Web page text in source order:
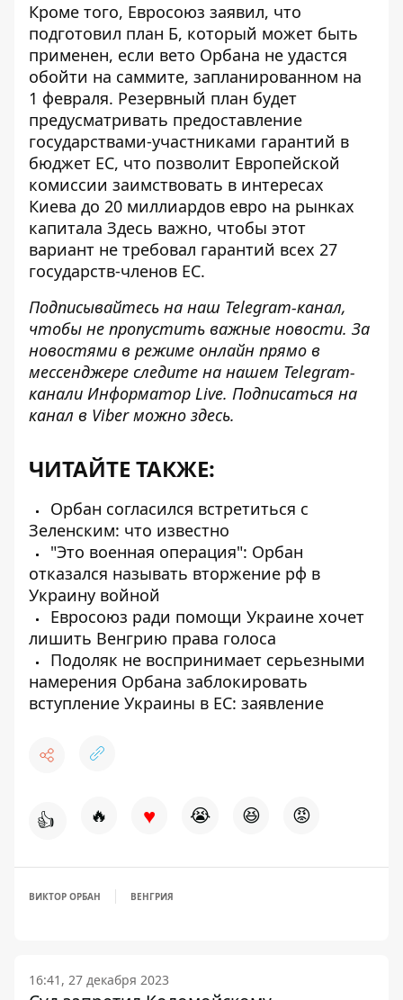
Кроме того, Евросоюз заявил, что
подготовил план Б, который может быть
применен, если вето Орбана не удастся
обойти на саммите, запланированном на
1 февраля. Резервный план будет
предусматривать предоставление
государствами-участниками гарантий в
бюджет ЕС, что позволит Европейской
комиссии заимствовать в интересах
Киева до 20 миллиардов евро на рынках
капитала Здесь важно, чтобы этот
вариант не требовал гарантий всех 27
государств-членов ЕС.
Подписывайтесь на наш Telegram-канал,
чтобы не пропустить важные новости. За
новостями в режиме онлайн прямо в
мессенджере следите на нашем Telegram-
канали Информатор Live. Подписаться на
канал в Viber можно здесь.
ЧИТАЙТЕ ТАКЖЕ:
Орбан согласился встретиться с
Зеленским: что известно
"Это военная операция": Орбан
отказался называть вторжение рф в
Украину войной
Евросоюз ради помощи Украине хочет
лишить Венгрию права голоса
Подоляк не воспринимает серьезными
намерения Орбана заблокировать
вступление Украины в ЕС: заявление
👍 🔥 ♥ 😭 😆 😡
ВИКТОР ОРБАН ВЕНГРИЯ
16:41, 27 декабря 2023